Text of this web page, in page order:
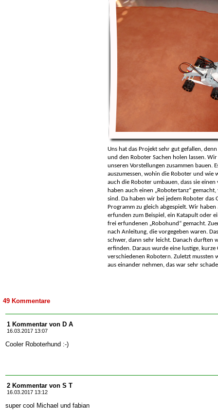
Uns hat das Projekt sehr gut gefallen,
und den Roboter Sachen holen lassen.
unseren Vorstellungen zusammen bauen.
auszumessen, wohin die Roboter und
auch die Roboter umbauen, dass sie
haben auch einen „Robotertanz“
sind. Da haben wir bei jedem Roboter das
Programm zu gleich abgespielt. Wir haben
erfunden zum Beispiel, ein Katapult oder
frei erfundenen „Robohund“ gemacht.
nach Anleitung, die vorgegeben waren.
schwer, dann sehr leicht. Danach durften
erfinden. Daraus wurde eine lustige,
verschiedenen Robotern. Zuletzt
aus einander nehmen, das war sehr
49 Kommentare
1 Kommentar von D A
16.03.2017 13:07
Cooler Roboterhund :-)
2 Kommentar von S T
16.03.2017 13:12
super cool Michael und fabian